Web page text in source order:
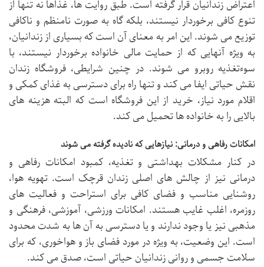
اعتراض زندانیان قرار گرفته است. طبق روایت ها، غذاها نه تنها از
تنوع کافی برخوردار نیستند، بلکه گاه به صورت نامنظم و ناکافی
توزیع می شوند. این امر به معنای آن است که بسیاری از زندانیان،
به ویژه آنهایی که از حمایت مالی خانواده برخوردار نیستند، با
سوءتغذیه روبرو می شوند. در چنین شرایطی، فروشگاه زندان
نقش حیاتی ایفا می کند و تنها راه برای دسترسی به غذای کمکی و
اقلام مورد نیاز، خرید از این فروشگاه است که البته هزینه های
بالایی را به خانواده ها تحمیل می کند.
امکانات رفاهی و درمانی: نیازهایی که نادیده گرفته می شوند
در کنار مشکلات بهداشتی و تغذیه، کمبود امکانات رفاهی و
درمانی نیز از چالش های اصلی زندان قرچک است. تهویه هوا،
روشنایی مناسب و فضای کافی برای استراحت و فعالیت های
روزمره، اغلب غایب هستند. امکانات ورزشی، آموزشی، فرهنگی و
مذهبی نیز یا وجود ندارند و یا دسترسی به آن ها به شدت محدود
است. این وضعیت، به ویژه در مورد فضای باز و هواخوری، که برای
سلامت جسمی و روانی زندانیان حیاتی است، صدق می کند.